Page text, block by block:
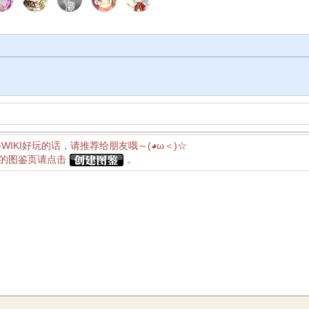
好玩的话，请推荐给朋友哦～(◕ω＜)☆
图鉴页请点击
。